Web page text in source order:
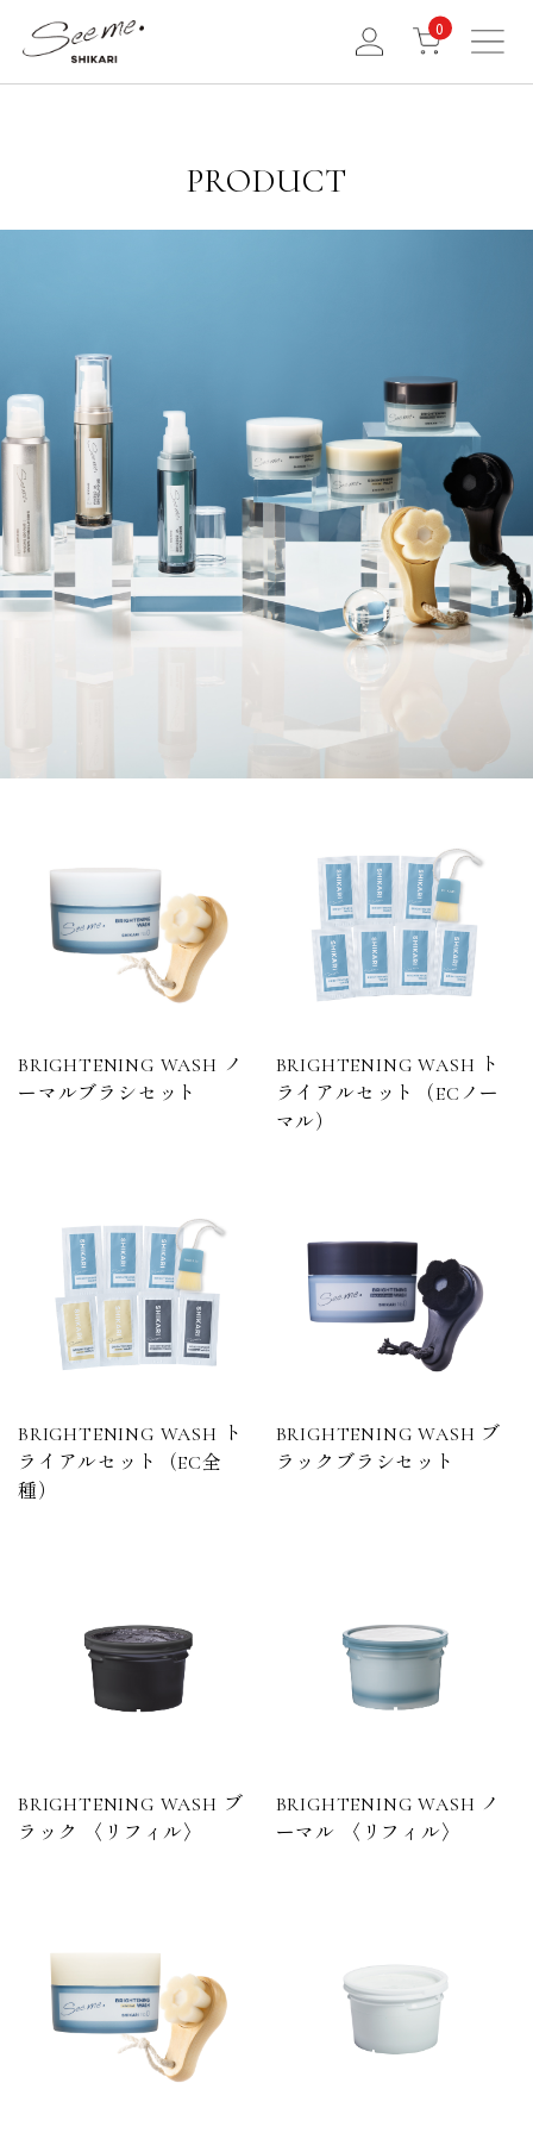
0
PRODUCT
BRIGHTENING WASH ノ
ーマルブラシセット
BRIGHTENING WASH ト
ライアルセット（ECノー
マル）
BRIGHTENING WASH ト
ライアルセット（EC全
種）
BRIGHTENING WASH ブ
ラックブラシセット
BRIGHTENING WASH ブ
ラック 〈リフィル〉
BRIGHTENING WASH ノ
ーマル 〈リフィル〉